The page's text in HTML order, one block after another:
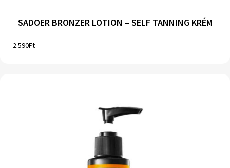
SADOER BRONZER LOTION – SELF TANNING KRÉM
2.590Ft